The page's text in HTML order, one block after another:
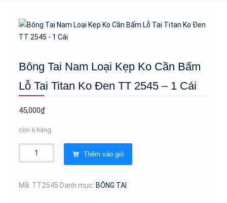
Bông Tai Nam Loại Kẹp Ko Cần Bấm
Lỗ Tai Titan Ko Đen TT 2545 – 1 Cái
45,000₫
còn 6 hàng
Tai
Loại
Thêm vào giỏ
Mã: TT2545 Danh mục: BÔNG TAI